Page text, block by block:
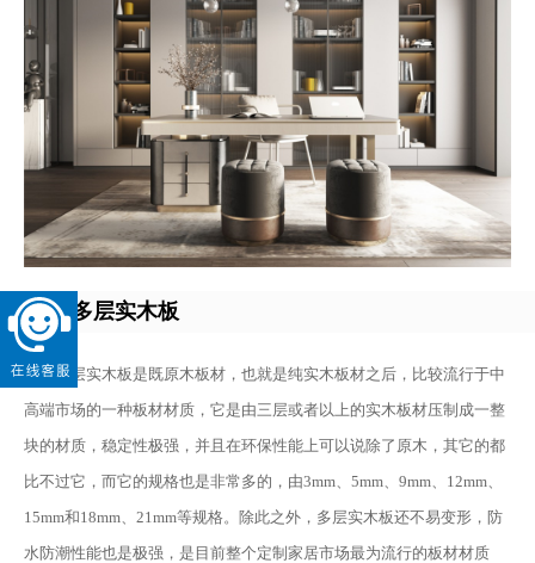
三、多层实木板
多层实木板是既原木板材，也就是纯实木板材之后，比较流行于中
高端市场的一种板材材质，它是由三层或者以上的实木板材压制成一整
块的材质，稳定性极强，并且在环保性能上可以说除了原木，其它的都
比不过它，而它的规格也是非常多的，由3mm、5mm、9mm、12mm、
15mm和18mm、21mm等规格。除此之外，多层实木板还不易变形，防
水防潮性能也是极强，是目前整个定制家居市场最为流行的板材材质